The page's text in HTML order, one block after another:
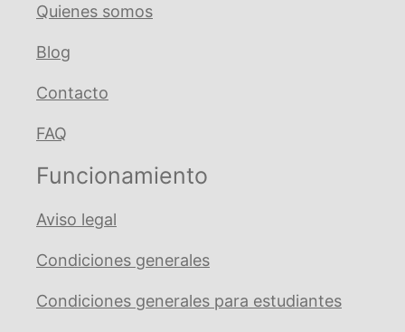
Quienes somos
Blog
Contacto
FAQ
Funcionamiento
Aviso legal
Condiciones generales
Condiciones generales para estudiantes